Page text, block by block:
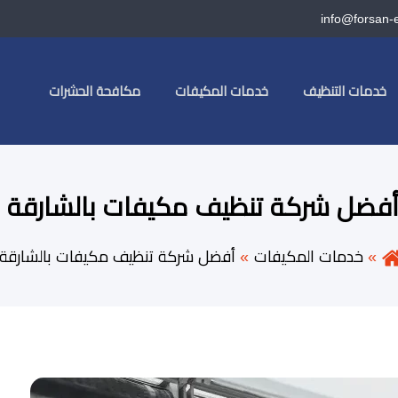
info@forsan-
خدمات التنظيف خدمات المكيفات مكافحة الحشرات
أفضل شركة تنظيف مكيفات بالشارقة
خدمات المكيفات أفضل شركة تنظيف مكيفات بالشارقة